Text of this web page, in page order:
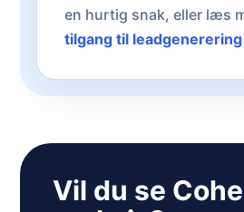
en hurtig snak, eller læs
tilgang til
Vil du se